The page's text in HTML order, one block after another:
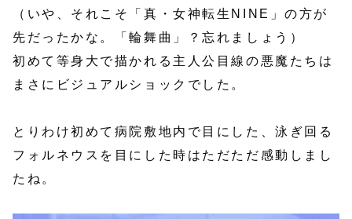
（いや、それこそ「真・女神転生NINE」の方が
先だったかな。「輪舞曲」？忘れましょう）
初めて等身大で描かれる主人公目線の悪魔たちは
まさにビジュアルショックでした。
とりわけ初めて病院敷地内で目にした、泳ぎ回る
フォルネウスを目にした時はただただ感動しまし
たね。